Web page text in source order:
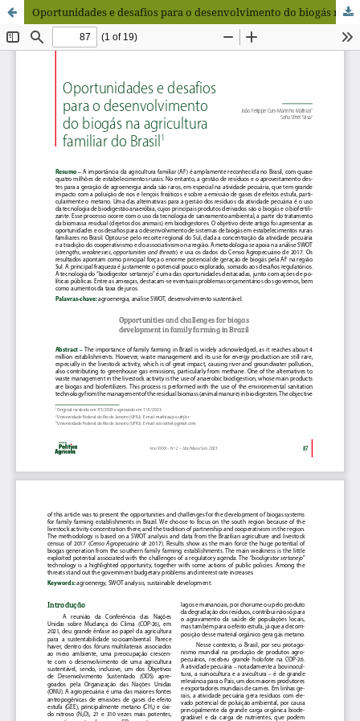
Oportunidades e desafios para o desenvolvimento do biogás na agricultura familiar do Brasil